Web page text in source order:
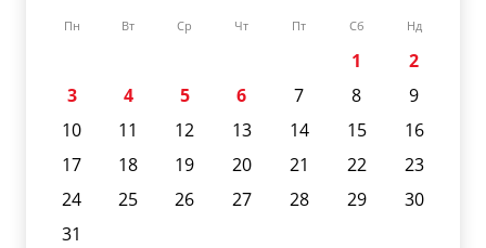
Пн Вт Ср Чт Пт Сб Нд
1
2
3
4 5 6 7 8
9
10
11 12 13 14 15
16
17
18 19 20 21 22
23
24
25 26 27 28 29
30
31